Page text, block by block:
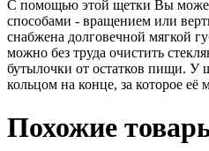
С помощью этой щетки Вы
способами - вращением или
снабжена долговечной мягкой
можно без труда очистить
бутылочки от остатков пищи. У
кольцом на конце, за которое её
Похожие